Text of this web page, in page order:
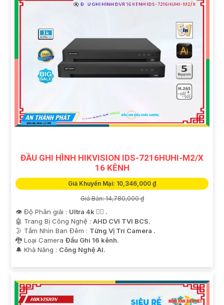
ĐẦU GHI HÌNH HIKVISION IDS-7216HUHI-M2/X
16 KÊNH
Giá Khuyến Mại: 10,346,000 ₫
Giá Bán: 14,780,000 ₫
👁 Độ Phân giải : Ultra 4k 👍🏾 .
🤖️ Trang Bị Công Nghệ : AHD CVI TVI BCS.
🌛 Tầm Nhìn Ban Đêm : Từng Vị Trí Camera .
🐉️ Loại Camera Đầu Ghi 16 kênh.
️🔔 Khả Năng : Công Nghệ AI.